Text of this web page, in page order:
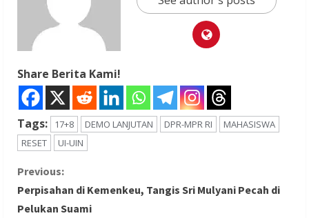
Share Berita Kami!
Tags: 17+8 DEMO LANJUTAN DPR-MPR RI
MAHASISWA
RESET
UI-UIN
C
o
Previous:
Perpisahan di Kemenkeu, Tangis Sri Mulyani Pecah di
Pelukan Suami